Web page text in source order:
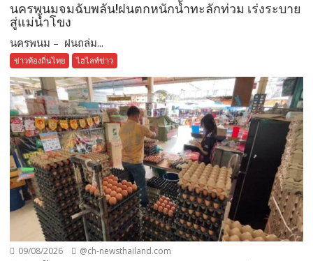
นครพนมจมฉับพลัน!ฝนตกหนักน้ำทะลักท่วม เร่งระบาย
สู่แม่น้ำโขง
นครพนม – ฝนถล่ม...
ข่าวท้องถิ่นไทย ไฮไลท์ข่าว
09/08/2026 @ch-newsthailand.com